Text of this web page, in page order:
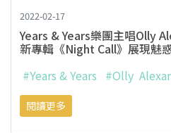
2022-02-17
Years & Years樂團主唱Olly
新專輯《Night Call》展現魅
#Years & Years #Olly
閱讀更多